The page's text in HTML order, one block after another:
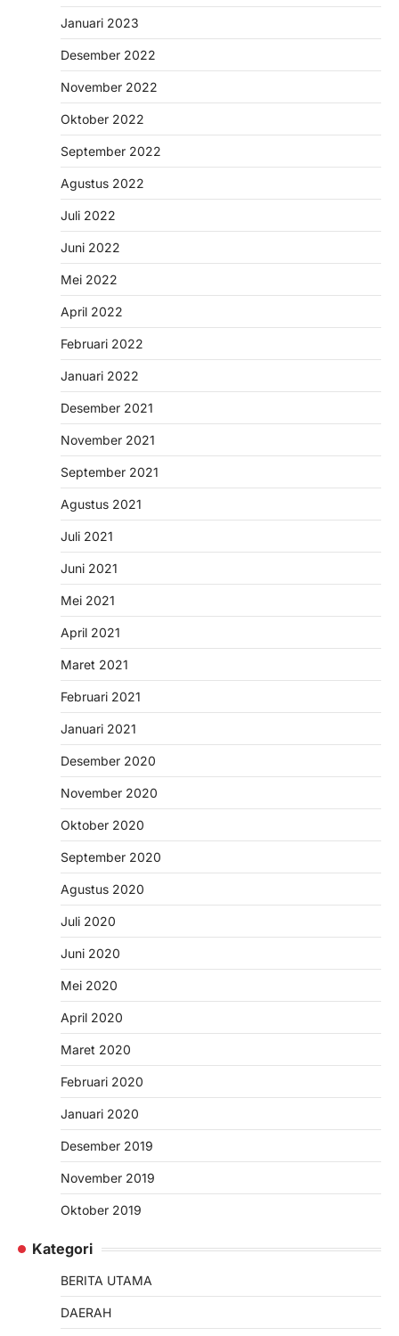
Januari 2023
Desember 2022
November 2022
Oktober 2022
September 2022
Agustus 2022
Juli 2022
Juni 2022
Mei 2022
April 2022
Februari 2022
Januari 2022
Desember 2021
November 2021
September 2021
Agustus 2021
Juli 2021
Juni 2021
Mei 2021
April 2021
Maret 2021
Februari 2021
Januari 2021
Desember 2020
November 2020
Oktober 2020
September 2020
Agustus 2020
Juli 2020
Juni 2020
Mei 2020
April 2020
Maret 2020
Februari 2020
Januari 2020
Desember 2019
November 2019
Oktober 2019
Kategori
BERITA UTAMA
DAERAH